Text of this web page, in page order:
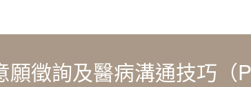
願徵詢及醫病溝通技巧（